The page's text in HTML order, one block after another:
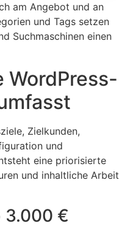
am Angebot und an
und Tags setzen
Suchmaschinen einen
WordPress-
Zielkunden,
und
eine priorisierte
und inhaltliche Arbeit
3.000 €